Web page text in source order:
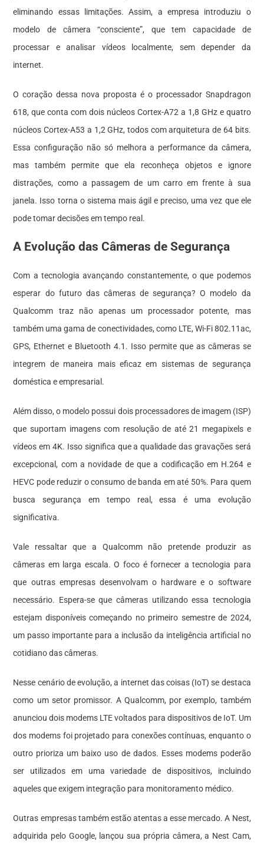
eliminando essas limitações. Assim, a empresa introduziu o
modelo de câmera “consciente”, que tem capacidade de
processar e analisar vídeos localmente, sem depender da
internet.
O coração dessa nova proposta é o processador Snapdragon
618, que conta com dois núcleos Cortex-A72 a 1,8 GHz e quatro
núcleos Cortex-A53 a 1,2 GHz, todos com arquitetura de 64 bits.
Essa configuração não só melhora a performance da câmera,
mas também permite que ela reconheça objetos e ignore
distrações, como a passagem de um carro em frente à sua
janela. Isso torna o sistema mais ágil e preciso, uma vez que ele
pode tomar decisões em tempo real.
A Evolução das Câmeras de Segurança
Com a tecnologia avançando constantemente, o que podemos
esperar do futuro das câmeras de segurança? O modelo da
Qualcomm traz não apenas um processador potente, mas
também uma gama de conectividades, como LTE, Wi-Fi 802.11ac,
GPS, Ethernet e Bluetooth 4.1. Isso permite que as câmeras se
integrem de maneira mais eficaz em sistemas de segurança
doméstica e empresarial.
Além disso, o modelo possui dois processadores de imagem (ISP)
que suportam imagens com resolução de até 21 megapixels e
vídeos em 4K. Isso significa que a qualidade das gravações será
excepcional, com a novidade de que a codificação em H.264 e
HEVC pode reduzir o consumo de banda em até 50%. Para quem
busca segurança em tempo real, essa é uma evolução
significativa.
Vale ressaltar que a Qualcomm não pretende produzir as
câmeras em larga escala. O foco é fornecer atecnologia para
que outras empresas desenvolvam o hardware e o software
necessário. Espera-se que câmeras utilizando essa tecnologia
estejam disponíveis começando no primeiro semestre de 2024,
um passo importante para a inclusão da inteligência artificial no
cotidiano das câmeras.
Nesse cenário de evolução, a internet das coisas (IoT) se destaca
como um setor promissor. A Qualcomm, por exemplo, também
anunciou dois modems LTE voltados para dispositivos de IoT. Um
dos modems foi projetado para conexões contínuas, enquanto o
outro prioriza um baixo uso de dados. Esses modems poderão
ser utilizados em uma variedade de dispositivos, incluindo
aqueles que exigem integração para monitoramento médico.
Outras empresas também estão atentas a esse mercado. A Nest,
adquirida pelo Google, lançou sua própria câmera, a Nest Cam,